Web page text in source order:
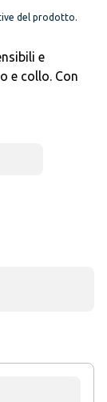
del prodotto.
e
e collo. Con